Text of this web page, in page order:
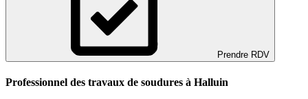
Prendre RDV
Professionnel des travaux de soudures à Halluin